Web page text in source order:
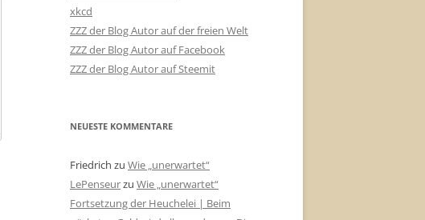
xkcd
ZZZ der Blog Autor auf der freien Welt
ZZZ der Blog Autor auf Facebook
ZZZ der Blog Autor auf Steemit
NEUESTE KOMMENTARE
Friedrich zu Wie „unerwartet“
LePenseurzu Wie „unerwartet“
Fortsetzung der Heuchelei | Beim